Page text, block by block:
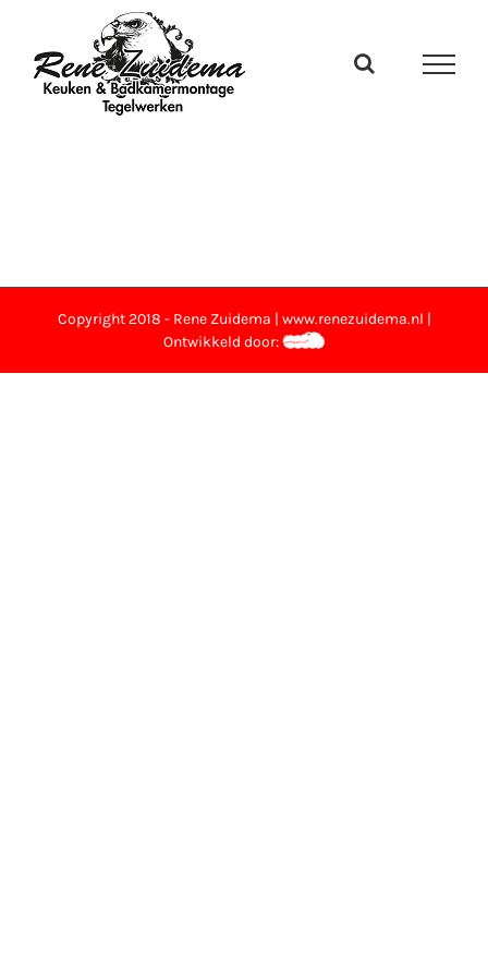
naar
inhoud
Copyright 2018 - Rene Zuidema | www.renezuidema.nl |
Ontwikkeld door: